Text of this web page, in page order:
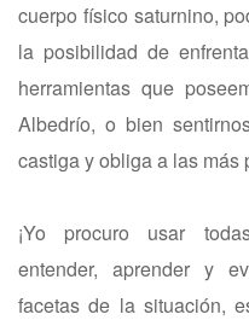
cuerpo físico saturnino,
la posibilidad de
herramientas que
Albedrío, o bien
castiga y obliga a las más
¡Yo procuro usar
entender, aprender y
facetas de la situación,